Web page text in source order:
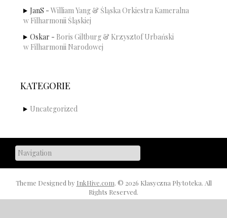
JanS - William Yang & Śląska Orkiestra Kameralna
w Filharmonii Śląskiej
Oskar - Boris Giltburg & Krzysztof Urbański
w Filharmonii Narodowej
KATEGORIE
Uncategorized
Theme Designed by InkHive.com. © 2026 Klasyczna Płytoteka. All
Rights Reserved.